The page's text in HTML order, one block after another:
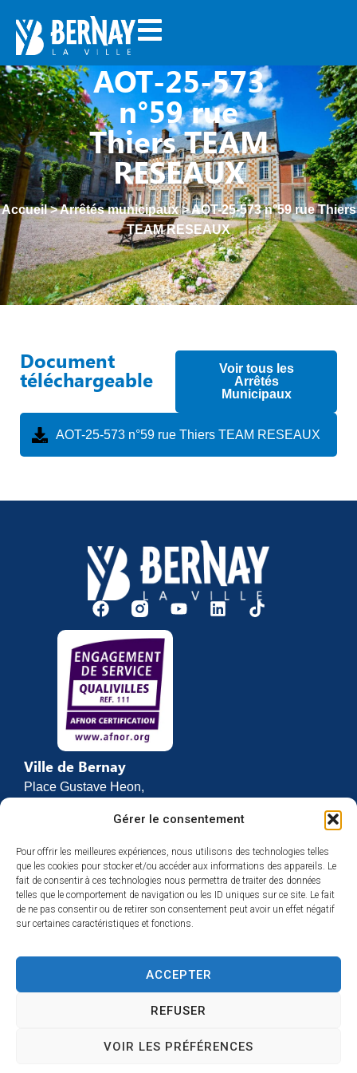
Gérer le consentement
Pour offrir les meilleures expériences, nous utilisons des technologies telles
que les cookies pour stocker et/ou accéder aux informations des appareils. Le
fait de consentir à ces technologies nous permettra de traiter des données
telles que le comportement de navigation ou les ID uniques sur ce site. Le fait
de ne pas consentir ou de retirer son consentement peut avoir un effet négatif
sur certaines caractéristiques et fonctions.
ACCEPTER
REFUSER
VOIR LES PRÉFÉRENCES
AOT-25-573
n°59 rue
Thiers TEAM
RESEAUX
Accueil>Arrêtés municipaux>AOT-25-573 n°59 rue Thiers
TEAM RESEAUX
Document
téléchargeable
Voir tous les
Arrêtés
Municipaux
AOT-25-573 n°59 rue Thiers TEAM RESEAUX
Ville de Bernay
Place Gustave Heon,
27307 BERNAY
02 32 46 63 00
Contact
Horaires d’ouverture
Du lundi au vendredi :
et de 13h30 à 17h